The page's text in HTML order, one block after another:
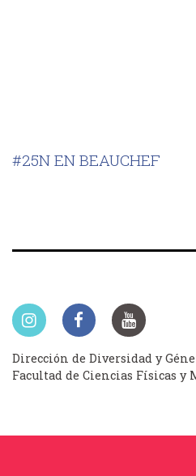
#25N EN BEAUCHEF
Dirección de Diversidad y
Facultad de Ciencias Físicas y